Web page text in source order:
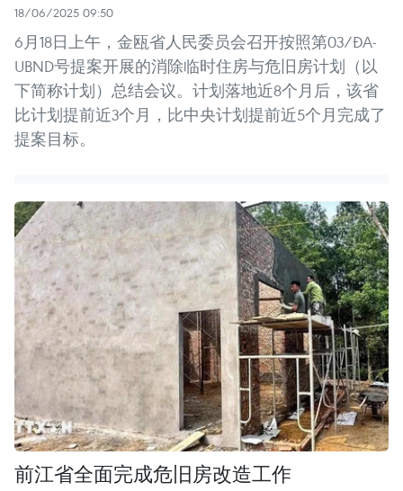
18/06/2025 09:50
6月18日上午，金瓯省人民委员会召开按照第03/ĐA-
UBND号提案开展的消除临时住房与危旧房计划（以
下简称计划）总结会议。计划落地近8个月后，该省
比计划提前近3个月，比中央计划提前近5个月完成了
提案目标。
前江省全面完成危旧房改造工作